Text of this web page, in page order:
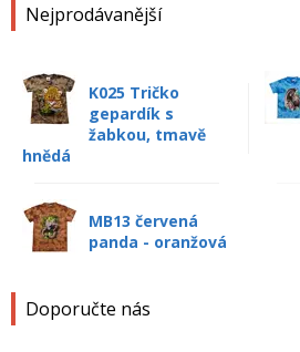
Nejprodávanější
K025 Tričko
gepardík s
žabkou, tmavě
hnědá
MB13 červená
panda - oranžová
Doporučte nás